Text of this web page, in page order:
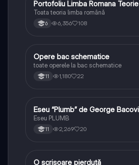
Limba și literatura română
Portofoliu Limba Romana
Toata teoria limba română
6 6,356 108
Limba și literatura română
Opere bac schematice
toate operele la bac schematice
11 1,180 22
Limba și literatura română
Eseu “Plumb” de George
Eseu PLUMB
11 2,269 20
Limba și literatura română
O scrisoare pierdută